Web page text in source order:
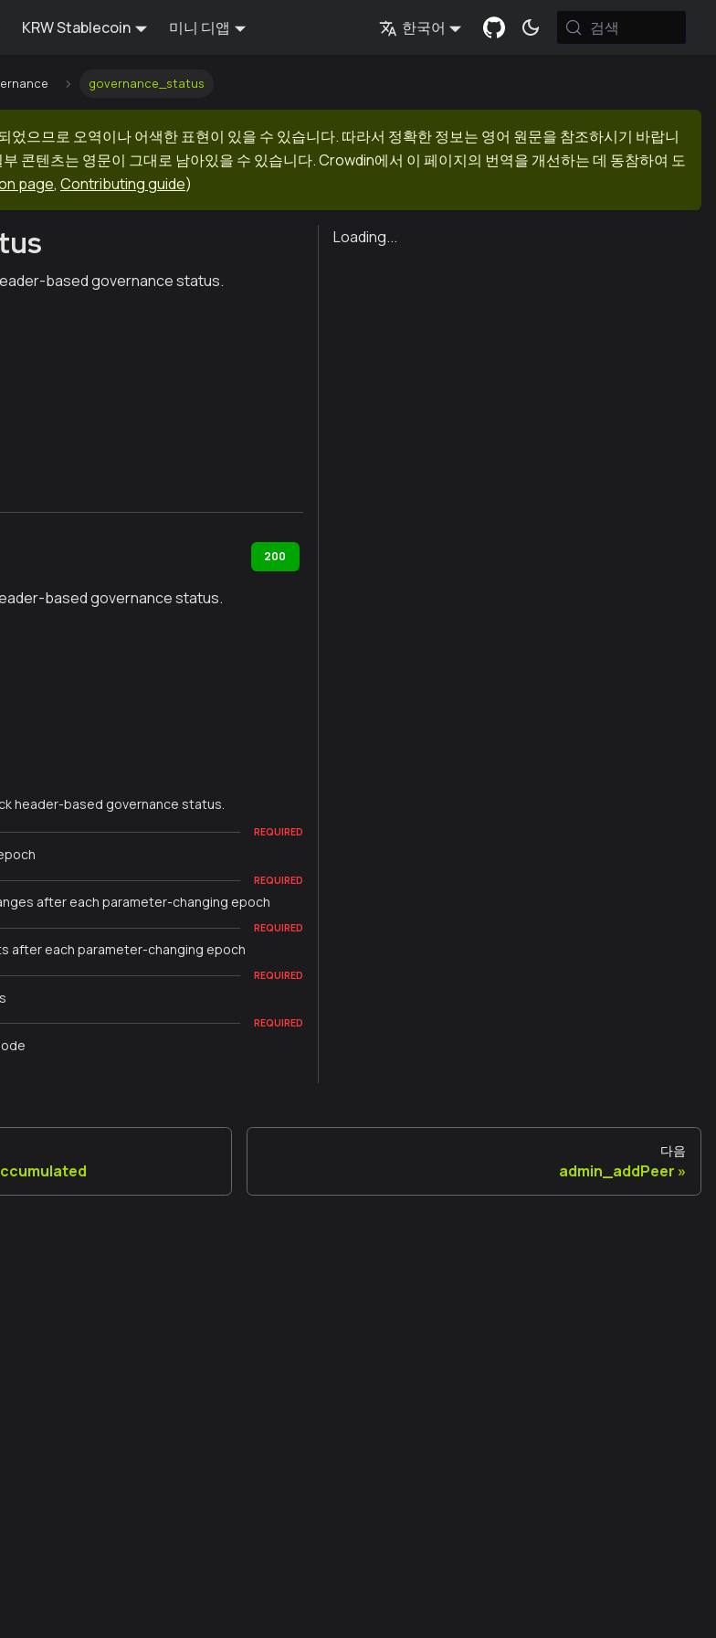
KRW Stablecoin 미니 디앱 한국어 검색
governance_status
었으므로 오역이나 어색한 표현이 있을 수 있습니다. 따라서 정확한 정보는 영어 원문을 참조하시기 바랍니
콘텐츠는 영문이 그대로 남아있을 수 있습니다. Crowdin에서 이 페이지의 번역을 개선하는 데 동참하여 도
page, Contributing guide)
based governance status.
200
based governance status.
header-based governance status.
REQUIRED
REQUIRED
after each parameter-changing epoch
REQUIRED
after each parameter-changing epoch
REQUIRED
REQUIRED
Loading...
다음
admin_addPeer